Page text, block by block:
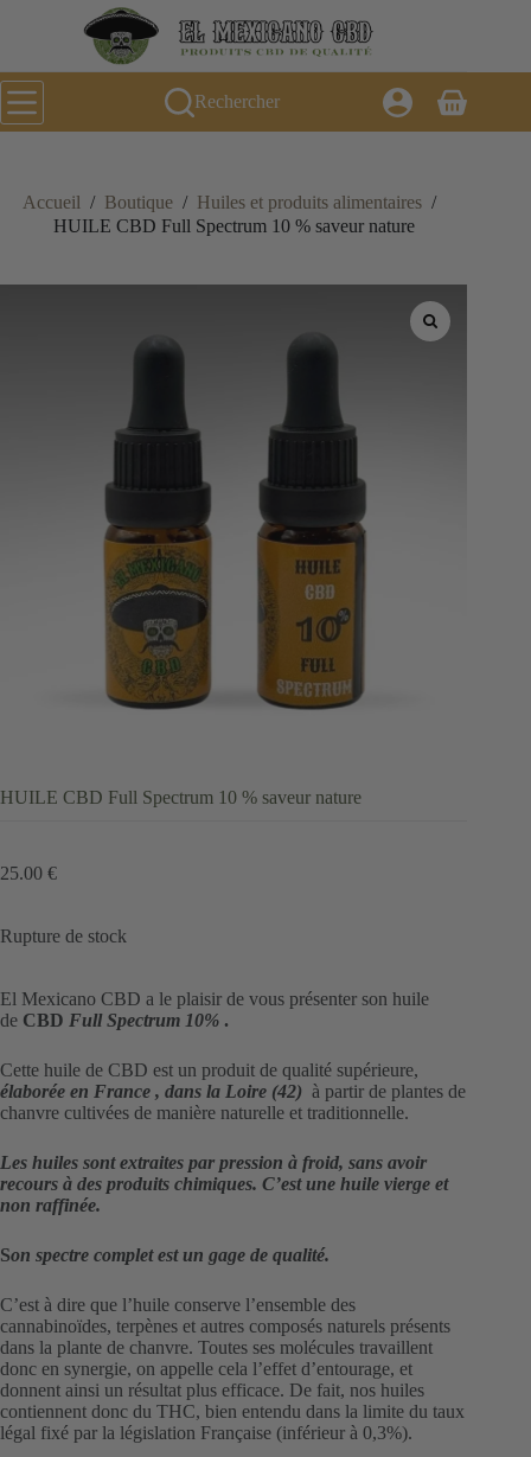
Rechercher
Panier
d’achat
Accueil / Boutique / Huiles et produits alimentaires /
HUILE CBD Full Spectrum 10 % saveur nature
HUILE CBD Full Spectrum 10 % saveur nature
25.00 €
Rupture de stock
El Mexicano CBD a le plaisir de vous présenter son huile
de CBD Full Spectrum 10% .
Cette huile de CBD est un produit de qualité supérieure,
élaborée en France , dans la Loire (42) à partir de plantes de
chanvre cultivées de manière naturelle et traditionnelle.
Les huiles sont extraites par pression à froid, sans avoir
recours à des produits chimiques. C’est une huile vierge et
non raffinée.
Son spectre complet est un gage de qualité.
C’est à dire que l’huile conserve l’ensemble des
cannabinoïdes, terpènes et autres composés naturels présents
dans la plante de chanvre. Toutes ses molécules travaillent
donc en synergie, on appelle cela l’effet d’entourage, et
donnent ainsi un résultat plus efficace. De fait, nos huiles
contiennent donc du THC, bien entendu dans la limite du taux
légal fixé par la législation Française (inférieur à 0,3%).